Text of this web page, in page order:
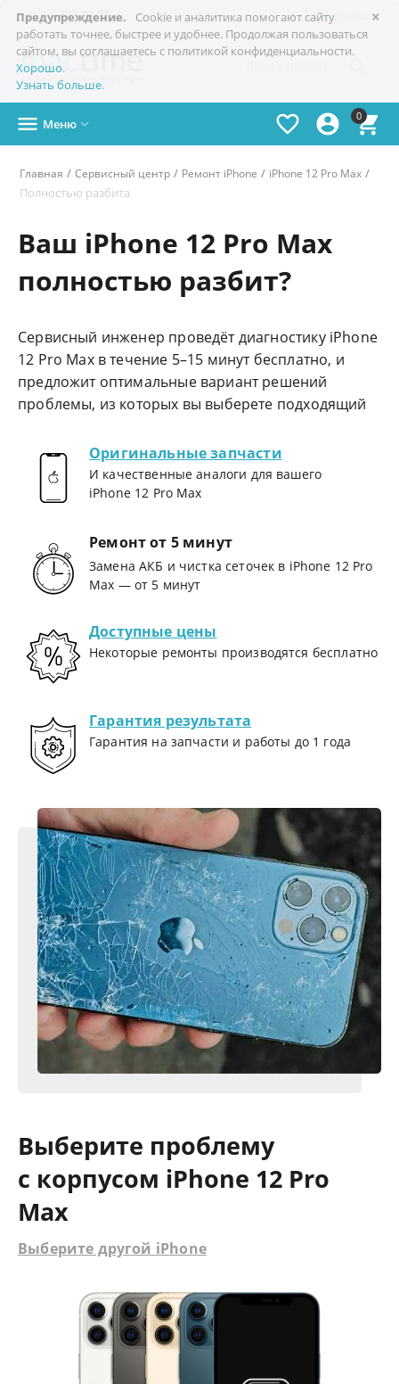
×
Предупреждение.
Cookie и аналитика помогают сайту
работать точнее, быстрее и удобнее. Продолжая пользоваться
сайтом, вы соглашаетесь с политикой конфиденциальности.
Хорошо.
Узнать больше.
Симферополь
+7(978)773-77-77 
0



 Меню 
Главная / Сервисный центр / Ремонт iPhone / iPhone 12 Pro Max /
Полностью разбита
Ваш iPhone 12 Pro Max
полностью разбит?
Сервисный инженер проведёт диагностику iPhone
12 Pro Max в течение 5–15 минут бесплатно, и
предложит оптимальные вариант решений
проблемы, из которых вы выберете подходящий
Оригинальные запчасти
И качественные аналоги для вашего
iPhone 12 Pro Max
Ремонт от 5 минут
Замена АКБ и чистка сеточек в iPhone 12 Pro
Max — от 5 минут
Доступные цены
Некоторые ремонты производятся бесплатно
Гарантия результата
Гарантия на запчасти и работы до 1 года
Выберите проблему
с корпусом iPhone 12 Pro
Max
Выберите другой iPhone